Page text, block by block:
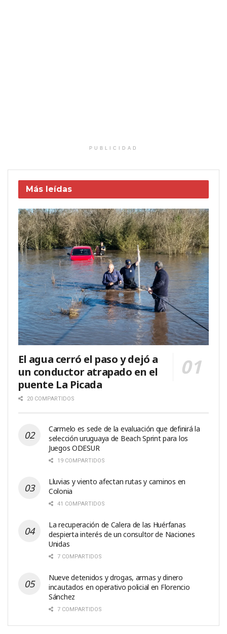
PUBLICIDAD
Más leídas
El agua cerró el paso y dejó a
un conductor atrapado en el
puente La Picada
20 COMPARTIDOS
Carmelo es sede de la evaluación que definirá la
selección uruguaya de Beach Sprint para los
Juegos ODESUR
19 COMPARTIDOS
Lluvias y viento afectan rutas y caminos en
Colonia
41 COMPARTIDOS
La recuperación de Calera de las Huérfanas
despierta interés de un consultor de Naciones
Unidas
7 COMPARTIDOS
Nueve detenidos y drogas, armas y dinero
incautados en operativo policial en Florencio
Sánchez
7 COMPARTIDOS